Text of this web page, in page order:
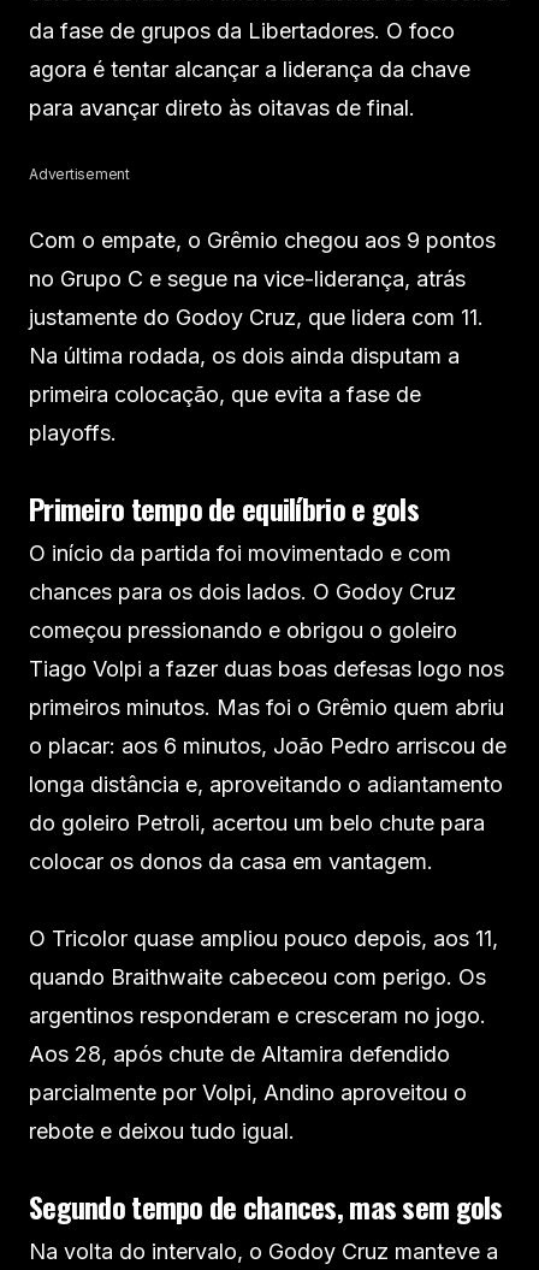
da fase de grupos da Libertadores. O foco
agora é tentar alcançar a liderança da chave
para avançar direto às oitavas de final.
Advertisement
Com o empate, o Grêmio chegou aos 9 pontos
no Grupo C e segue na vice-liderança, atrás
justamente do Godoy Cruz, que lidera com 11.
Na última rodada, os dois ainda disputam a
primeira colocação, que evita a fase de
playoffs.
Primeiro tempo de equilíbrio e gols
O início da partida foi movimentado e com
chances para os dois lados. O Godoy Cruz
começou pressionando e obrigou o goleiro
Tiago Volpi a fazer duas boas defesas logo nos
primeiros minutos. Mas foi o Grêmio quem abriu
o placar: aos 6 minutos, João Pedro arriscou de
longa distância e, aproveitando o adiantamento
do goleiro Petroli, acertou um belo chute para
colocar os donos da casa em vantagem.
O Tricolor quase ampliou pouco depois, aos 11,
quando Braithwaite cabeceou com perigo. Os
argentinos responderam e cresceram no jogo.
Aos 28, após chute de Altamira defendido
parcialmente por Volpi, Andino aproveitou o
rebote e deixou tudo igual.
Segundo tempo de chances, mas sem gols
Na volta do intervalo, o Godoy Cruz manteve a